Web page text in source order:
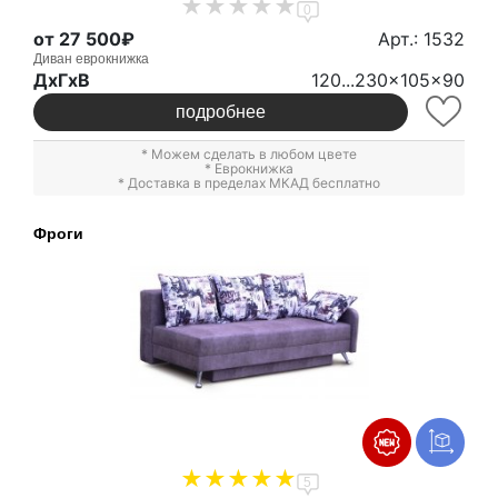
0
от 27 500₽ Арт.: 1532
Диван еврокнижка
ДxГxВ 120...230x105x90
подробнее
* Можем сделать в любом цвете
* Еврокнижка
* Доставка в пределах МКАД бесплатно
Фроги
5